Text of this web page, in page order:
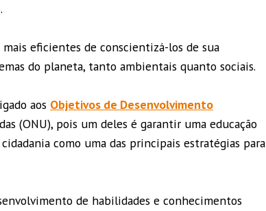
eficientes de conscientizá-los de sua
do planeta, tanto ambientais quanto sociais.
aos Objetivos de Desenvolvimento
(ONU), pois um deles é garantir uma educação
como uma das principais estratégias para
de habilidades e conhecimentos